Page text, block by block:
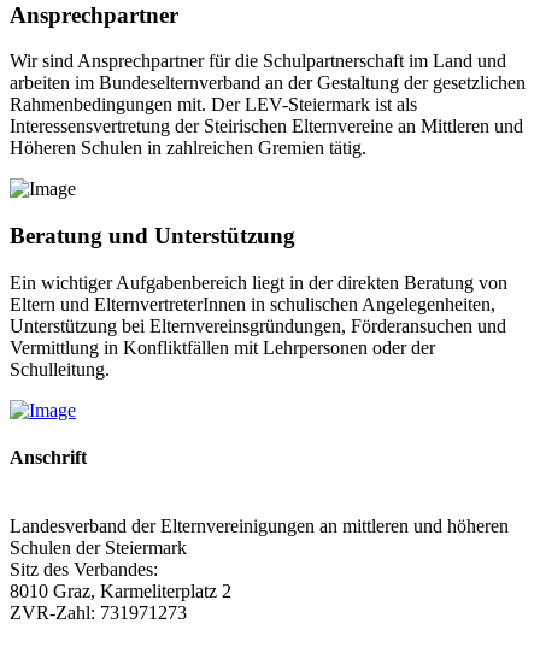
Ansprechpartner
Wir sind Ansprechpartner für die Schulpartnerschaft im Land und
arbeiten im Bundeselternverband an der Gestaltung der gesetzlichen
Rahmenbedingungen mit. Der LEV-Steiermark ist als
Interessensvertretung der Steirischen Elternvereine an Mittleren und
Höheren Schulen in zahlreichen Gremien tätig.
Beratung und Unterstützung
Ein wichtiger Aufgabenbereich liegt in der direkten Beratung von
Eltern und ElternvertreterInnen in schulischen Angelegenheiten,
Unterstützung bei Elternvereinsgründungen, Förderansuchen und
Vermittlung in Konfliktfällen mit Lehrpersonen oder der
Schulleitung.
Anschrift
Landesverband der Elternvereinigungen an mittleren und höheren
Schulen der Steiermark
Sitz des Verbandes:
8010 Graz, Karmeliterplatz 2
ZVR-Zahl: 731971273